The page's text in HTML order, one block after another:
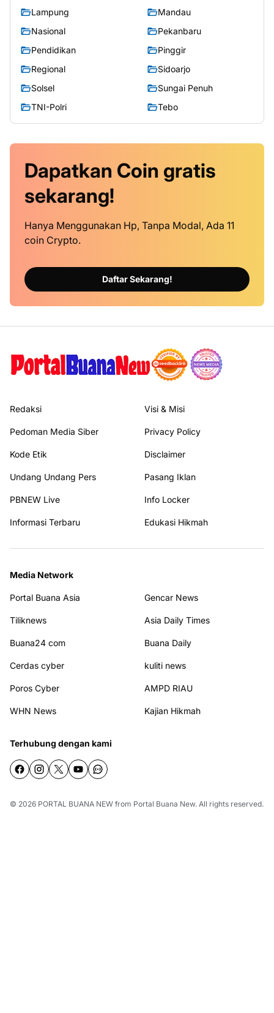
Lampung
Mandau
Nasional
Pekanbaru
Pendidikan
Pinggir
Regional
Sidoarjo
Solsel
Sungai Penuh
TNI-Polri
Tebo
Dapatkan Coin gratis
sekarang!
Hanya Menggunakan Hp, Tanpa Modal, Ada 11
coin Crypto.
Daftar Sekarang!
Redaksi Visi & Misi
Pedoman Media Siber Privacy Policy
Kode Etik Disclaimer
Undang Undang Pers Pasang Iklan
PBNEW Live Info Locker
Informasi Terbaru Edukasi Hikmah
Media Network
Portal Buana Asia Gencar News
Tiliknews Asia Daily Times
Buana24 com Buana Daily
Cerdas cyber kuliti news
Poros Cyber AMPD RIAU
WHN News Kajian Hikmah
Terhubung dengan kami
© 2026 PORTAL BUANA NEW from Portal Buana New. All rights reserved.